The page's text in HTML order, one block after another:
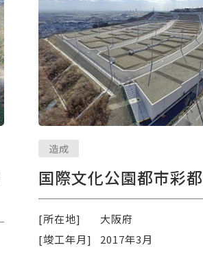
造成
国際文化公園都市彩都
[所在地]
大阪府
[竣工年月]
2017年3月